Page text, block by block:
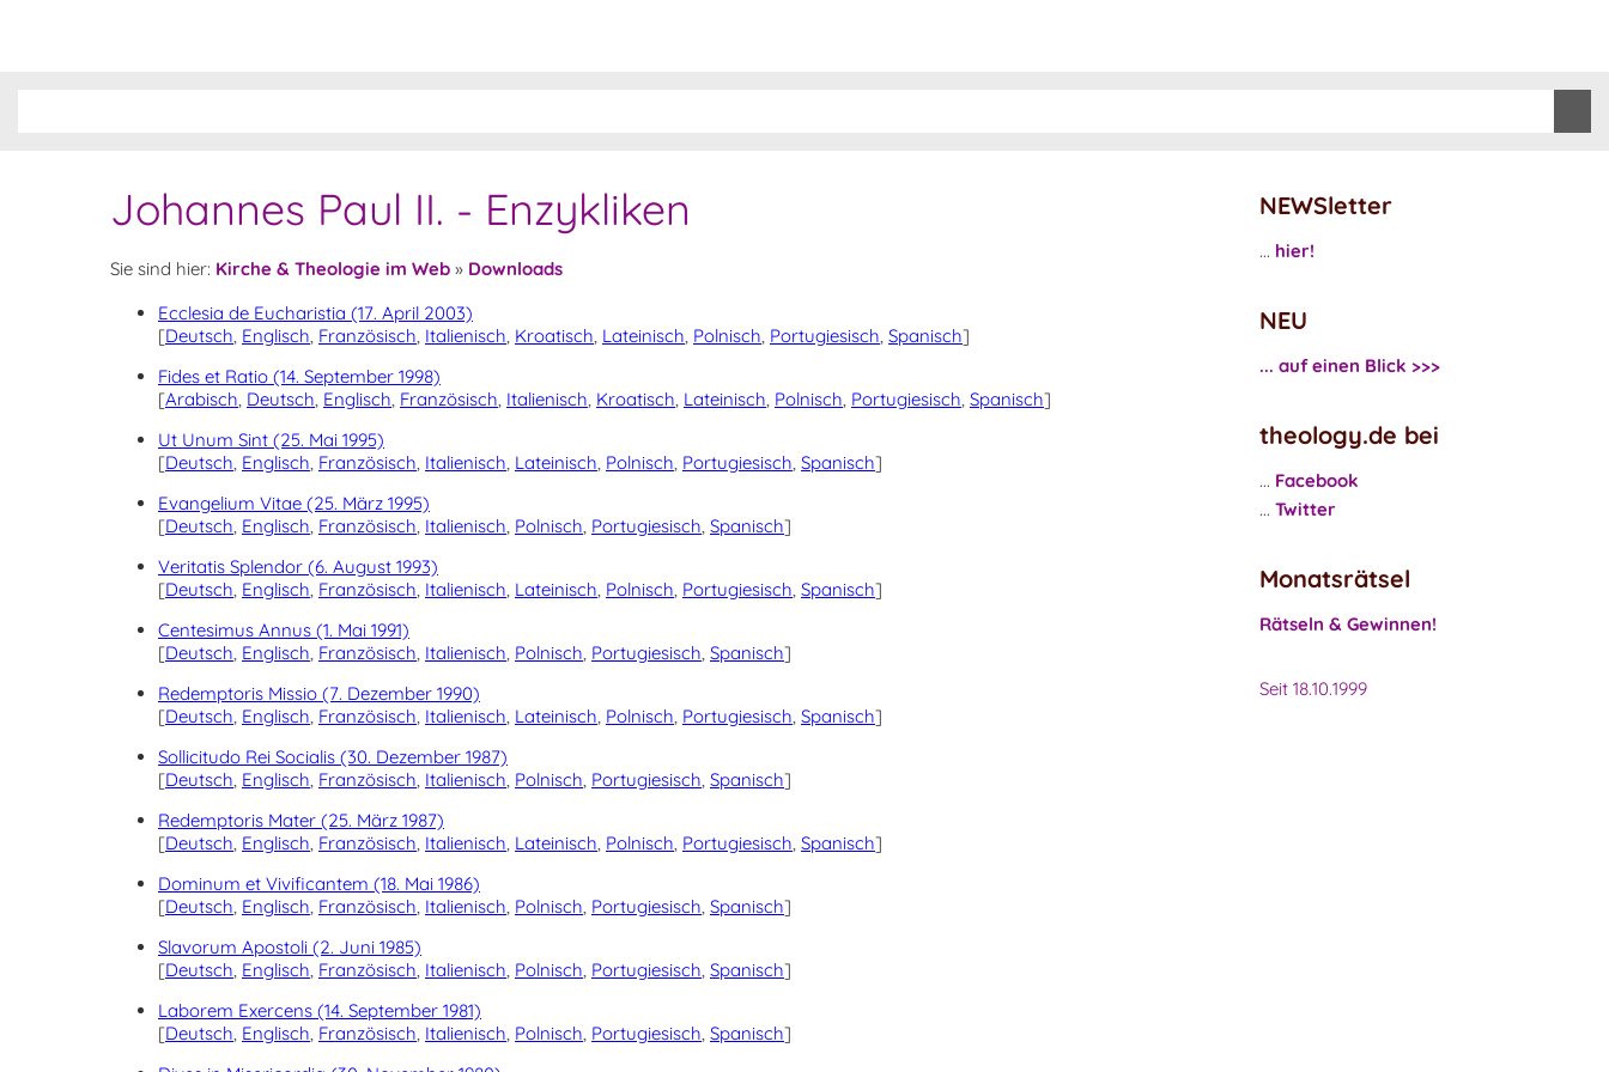
Johannes Paul II. - Enzykliken
Sie sind hier: Kirche & Theologie im Web » Downloads
Ecclesia de Eucharistia (17. April 2003)
[Deutsch, Englisch, Französisch, Italienisch, Kroatisch, Lateinisch, Polnisch, Portugiesisch, Spanisch]
Fides et Ratio (14. September 1998)
[Arabisch, Deutsch, Englisch, Französisch, Italienisch, Kroatisch, Lateinisch, Polnisch, Portugiesisch, Spanisch]
Ut Unum Sint (25. Mai 1995)
[Deutsch, Englisch, Französisch, Italienisch, Lateinisch, Polnisch, Portugiesisch, Spanisch]
Evangelium Vitae (25. März 1995)
[Deutsch, Englisch, Französisch, Italienisch, Polnisch, Portugiesisch, Spanisch]
Veritatis Splendor (6. August 1993)
[Deutsch, Englisch, Französisch, Italienisch, Lateinisch, Polnisch, Portugiesisch, Spanisch]
Centesimus Annus (1. Mai 1991)
[Deutsch, Englisch, Französisch, Italienisch, Polnisch, Portugiesisch, Spanisch]
Redemptoris Missio (7. Dezember 1990)
[Deutsch, Englisch, Französisch, Italienisch, Lateinisch, Polnisch, Portugiesisch, Spanisch]
Sollicitudo Rei Socialis (30. Dezember 1987)
[Deutsch, Englisch, Französisch, Italienisch, Polnisch, Portugiesisch, Spanisch]
Redemptoris Mater (25. März 1987)
[Deutsch, Englisch, Französisch, Italienisch, Lateinisch, Polnisch, Portugiesisch, Spanisch]
Dominum et Vivificantem (18. Mai 1986)
[Deutsch, Englisch, Französisch, Italienisch, Polnisch, Portugiesisch, Spanisch]
Slavorum Apostoli (2. Juni 1985)
[Deutsch, Englisch, Französisch, Italienisch, Polnisch, Portugiesisch, Spanisch]
Laborem Exercens (14. September 1981)
[Deutsch, Englisch, Französisch, Italienisch, Polnisch, Portugiesisch, Spanisch]
NEWSletter
... hier!
NEU
... auf einen Blick >>>
theology.de bei
... Facebook
... Twitter
Monatsrätsel
Rätseln & Gewinnen!
Seit 18.10.1999